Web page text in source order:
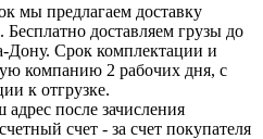
мы предлагаем доставку
доставляем грузы до
Дону. Срок комплектации и
компанию 2 рабочих дня, с
к отгрузке.
после зачисления
счет - за счет покупателя